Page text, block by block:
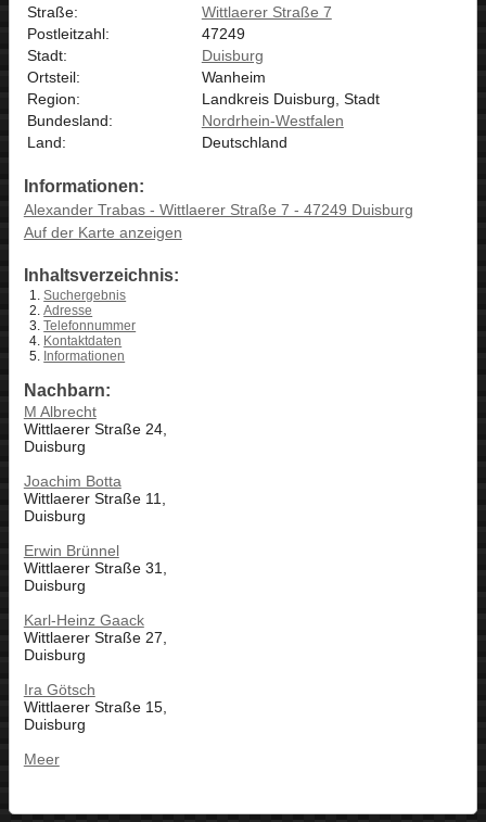
Straße:
Wittlaerer Straße 7
Postleitzahl:
47249
Stadt:
Duisburg
Ortsteil:
Wanheim
Region:
Landkreis Duisburg, Stadt
Bundesland:
Nordrhein-Westfalen
Land:
Deutschland
Informationen:
Alexander Trabas - Wittlaerer Straße 7 - 47249 Duisburg
Auf der Karte anzeigen
Inhaltsverzeichnis:
Suchergebnis
Adresse
Telefonnummer
Kontaktdaten
Informationen
Nachbarn:
M Albrecht
Wittlaerer Straße 24,
Duisburg
Joachim Botta
Wittlaerer Straße 11,
Duisburg
Erwin Brünnel
Wittlaerer Straße 31,
Duisburg
Karl-Heinz Gaack
Wittlaerer Straße 27,
Duisburg
Ira Götsch
Wittlaerer Straße 15,
Duisburg
Meer